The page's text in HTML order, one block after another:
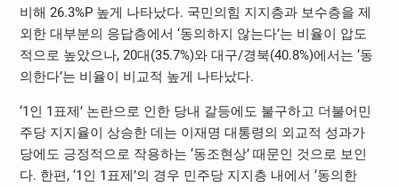
비해 26.3%P 높게 나타났다. 국민의힘 지지층과 보수층을 제
외한 대부분의 응답층에서 ‘동의하지 않는다’는 비율이 압도
적으로 높았으나, 20대(35.7%)와 대구/경북(40.8%)에서는 ‘동
의한다’는 비율이 비교적 높게 나타났다.
‘1인 1표제’ 논란으로 인한 당내 갈등에도 불구하고 더불어민
주당 지지율이 상승한 데는 이재명 대통령의 외교적 성과가
당에도 긍정적으로 작용하는 ‘동조현상’ 때문인 것으로 보인
다. 한편, ‘1인 1표제’의 경우 민주당 지지층 내에서 ‘동의한